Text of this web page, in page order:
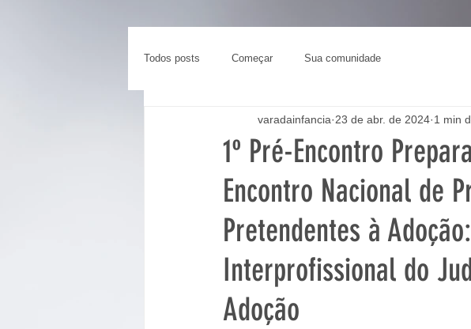
Todos posts Começar Sua comunidade
1º Pré-Encontro
Encontro Nacional de
Pretendentes à
Interprofissional do
Adoção
varadainfancia 23 de abr. de 2024 1 min